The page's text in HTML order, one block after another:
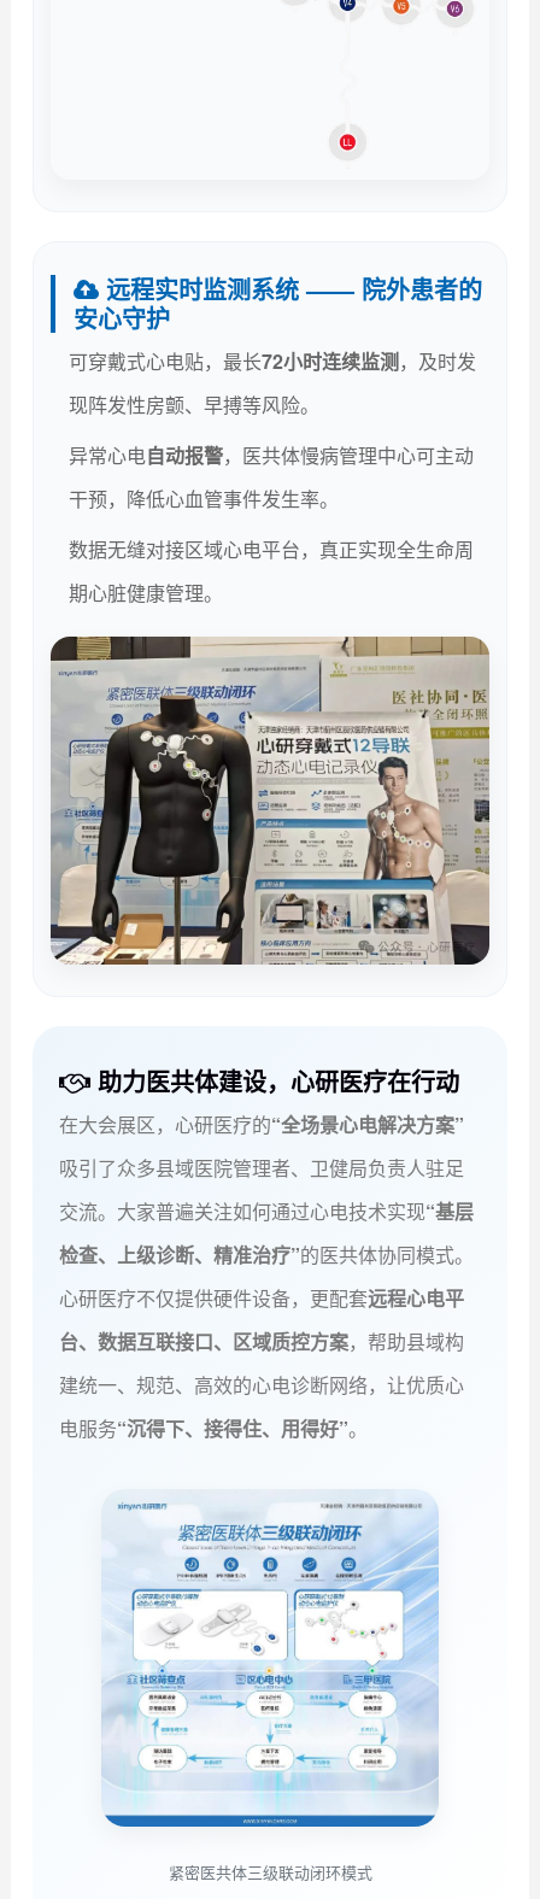
远程实时监测系统 —— 院外患者的
安心守护
可穿戴式心电贴，最长72小时连续监测，及时发
现阵发性房颤、早搏等风险。
异常心电自动报警，医共体慢病管理中心可主动
干预，降低心血管事件发生率。
数据无缝对接区域心电平台，真正实现全生命周
期心脏健康管理。
助力医共体建设，心研医疗在行动
在大会展区，心研医疗的“全场景心电解决方案”
吸引了众多县域医院管理者、卫健局负责人驻足
交流。大家普遍关注如何通过心电技术实现“基层
检查、上级诊断、精准治疗”的医共体协同模式。
心研医疗不仅提供硬件设备，更配套远程心电平
台、数据互联接口、区域质控方案，帮助县域构
建统一、规范、高效的心电诊断网络，让优质心
电服务“沉得下、接得住、用得好”。
紧密医共体三级联动闭环模式